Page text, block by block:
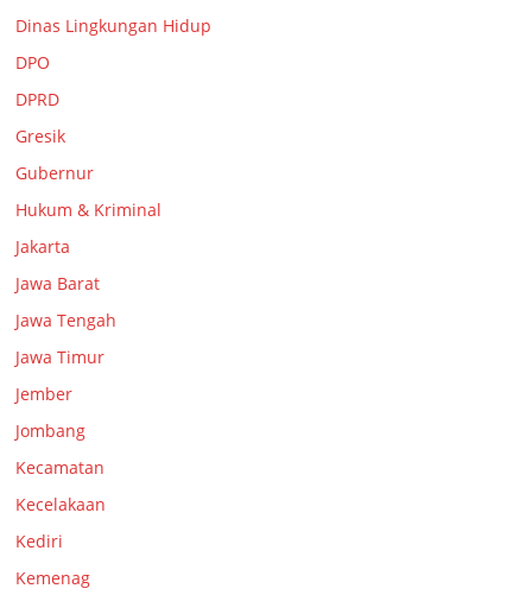
Dinas Lingkungan Hidup
DPO
DPRD
Gresik
Gubernur
Hukum & Kriminal
Jakarta
Jawa Barat
Jawa Tengah
Jawa Timur
Jember
Jombang
Kecamatan
Kecelakaan
Kediri
Kemenag